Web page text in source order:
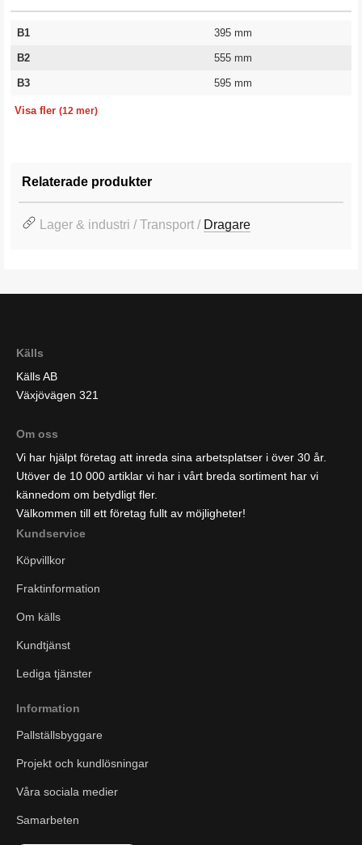
B1 395 mm
B2 555 mm
B3
595 mm
Visa fler (12 mer)
Relaterade produkter
Lager & industri / Transport / Dragare
Källs
Källs AB
Växjövägen 321
Om oss
Vi har hjälpt företag att inreda sina arbetsplatser i över 30 år.
Utöver de 10 000 artiklar vi har i vårt breda sortiment har vi
kännedom om betydligt fler.
Välkommen till ett företag fullt av möjligheter!
Kundservice
Köpvillkor
Fraktinformation
Om källs
Kundtjänst
Lediga tjänster
Information
Pallställsbyggare
Projekt och kundlösningar
Våra sociala medier
Samarbeten